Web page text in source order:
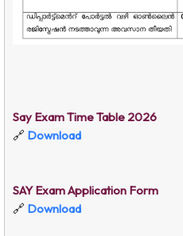
Say Exam Time Table 2026
🔗 Download
SAY Exam Application Form
🔗 Download